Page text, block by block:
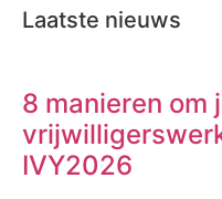
Laatste nieuws
8 manieren om
IVY2026